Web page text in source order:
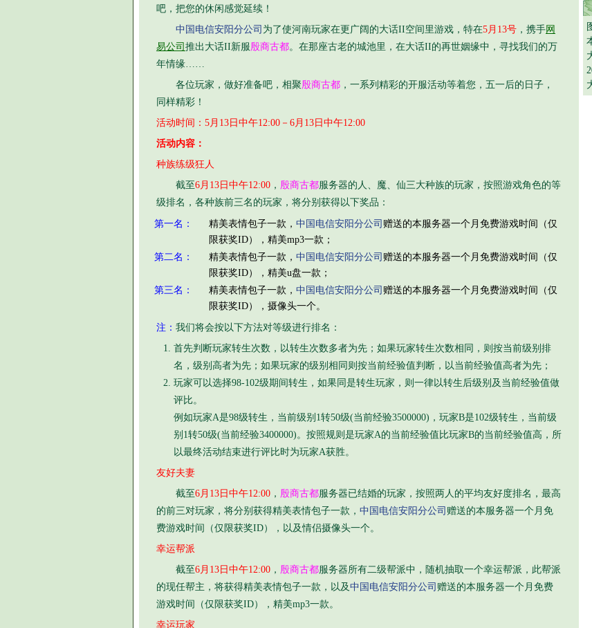
吧，把您的休闲感觉延续！
中国电信安阳分公司 为了使河南玩家在更广阔的大话II空间里游戏，特在5月13号 ，携手网
易公司 推出大话II新服殷商古都。在那座古老的城池里，在大话II的再世姻缘中，寻找我们的万
年情缘……
各位玩家，做好准备吧，相聚殷商古都 ，一系列精彩的开服活动等着您，五一后的日子，
同样精彩！
活动时间：5月13日中午12:00－6月13日中午12:00
活动内容：
种族练级狂人
截至6月13日中午12:00 ， 殷商古都服务器的人、魔、仙三大种族的玩家，按照游戏角色的等
级排名，各种族前三名的玩家，将分别获得以下奖品：
第一名： 精美表情包子一款， 中国电信安阳分公司 赠送的本服务器一个月免费游戏时间（仅
限获奖ID），精美mp3一款；
第二名：
精美表情包子一款， 中国电信安阳分公司 赠送的本服务器一个月免费游戏时间（仅
限获奖ID），精美u盘一款；
第三名：
精美表情包子一款， 中国电信安阳分公司 赠送的本服务器一个月免费游戏时间（仅
限获奖ID），摄像头一个。
注： 我们将会按以下方法对等级进行排名：
首先判断玩家转生次数，以转生次数多者为先；如果玩家转生次数相同，则按当前级别排
名，级别高者为先；如果玩家的级别相同则按当前经验值判断，以当前经验值高者为先；
玩家可以选择98-102级期间转生，如果同是转生玩家，则一律以转生后级别及当前经验值做
评比。
例如玩家A是98级转生，当前级别1转50级(当前经验3500000)，玩家B是102级转生，当前级
别1转50级(当前经验3400000)。按照规则是玩家A的当前经验值比玩家B的当前经验值高，所
以最终活动结束进行评比时为玩家A获胜。
友好夫妻
截至6月13日中午12:00 ， 殷商古都服务器已结婚的玩家，按照两人的平均友好度排名，最高
的前三对玩家，将分别获得精美表情包子一款， 中国电信安阳分公司 赠送的本服务器一个月免
费游戏时间（仅限获奖ID），以及情侣摄像头一个。
幸运帮派
截至6月13日中午12:00 ， 殷商古都服务器所有二级帮派中，随机抽取一个幸运帮派，此帮派
的现任帮主，将获得精美表情包子一款，以及中国电信安阳分公司 赠送的本服务器一个月免费
游戏时间（仅限获奖ID），精美mp3一款。
幸运玩家